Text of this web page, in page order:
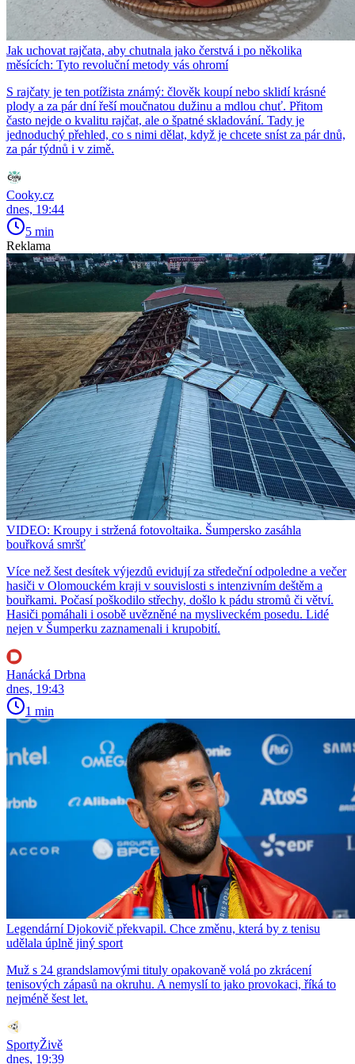
Jak uchovat rajčata, aby chutnala jako čerstvá i po několika
měsících: Tyto revoluční metody vás ohromí
S rajčaty je ten potížista známý: člověk koupí nebo sklidí krásné
plody a za pár dní řeší moučnatou dužinu a mdlou chuť. Přitom
často nejde o kvalitu rajčat, ale o špatné skladování. Tady je
jednoduchý přehled, co s nimi dělat, když je chcete sníst za pár dnů,
za pár týdnů i v zimě.
Cooky.cz
dnes, 19:44
5 min
Reklama
VIDEO: Kroupy i stržená fotovoltaika. Šumpersko zasáhla
bouřková smršť
Více než šest desítek výjezdů evidují za středeční odpoledne a večer
hasiči v Olomouckém kraji v souvislosti s intenzivním deštěm a
bouřkami. Počasí poškodilo střechy, došlo k pádu stromů či větví.
Hasiči pomáhali i osobě uvězněné na mysliveckém posedu. Lidé
nejen v Šumperku zaznamenali i krupobití.
Hanácká Drbna
dnes, 19:43
1 min
Legendární Djokovič překvapil. Chce změnu, která by z tenisu
udělala úplně jiný sport
Muž s 24 grandslamovými tituly opakovaně volá po zkrácení
tenisových zápasů na okruhu. A nemyslí to jako provokaci, říká to
nejméně šest let.
SportyŽivě
dnes, 19:39